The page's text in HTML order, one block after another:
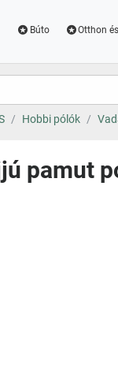
Búto Otthon
Hobbi pólók
pamut